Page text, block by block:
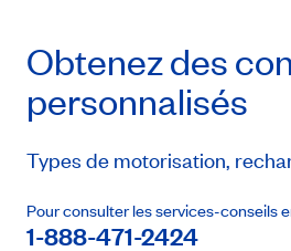
Obtenez des
personnalisés
Types de motorisation,
Pour consulter les services-conseils
1-888-471-2424